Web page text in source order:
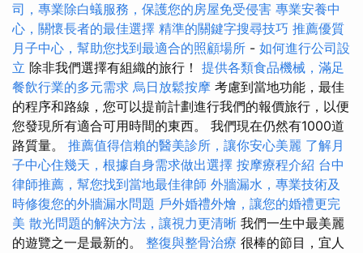
司，專業除白蟻服務，保護您的房屋免受侵害 專業安養中
心，關懷長者的最佳選擇 精準的關鍵字搜尋技巧 推薦優質
月子中心，幫助您找到最適合的照顧場所 - 如何進行公司設
立 除非我們選擇有組織的旅行！ 提供各類食品機械，滿足
餐飲行業的多元需求 烏日放鬆按摩 考慮到當地功能，最佳
的程序和路線，您可以提前計劃進行我們的報價旅行，以便
您發現所有適合可用時間的東西。 我們現在仍然有1000道
路質量。 推薦值得信賴的醫美診所，讓你安心美麗 了解月
子中心住幾天，根據自身需求做出選擇 按摩療程介紹 台中
律師推薦，幫您找到當地最佳律師 外牆漏水，專業技術及
時修復您的外牆漏水問題 戶外婚禮外燴，讓您的婚禮更完
美 散光問題的解決方法，讓視力更清晰 我們一生中最美麗
的遊覽之一是最新的。 整復與整骨治療 很棒的節目，宜人